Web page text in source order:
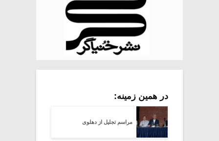
در همین زمینه:
مراسم تجلیل از دهلوی